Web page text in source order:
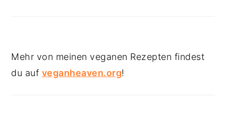
Mehr von meinen veganen Rezepten findest
du auf veganheaven.org!